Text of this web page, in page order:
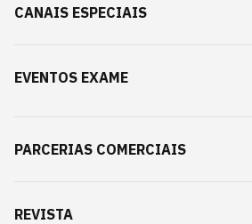
CANAIS ESPECIAIS
EVENTOS EXAME
PARCERIAS COMERCIAIS
REVISTA